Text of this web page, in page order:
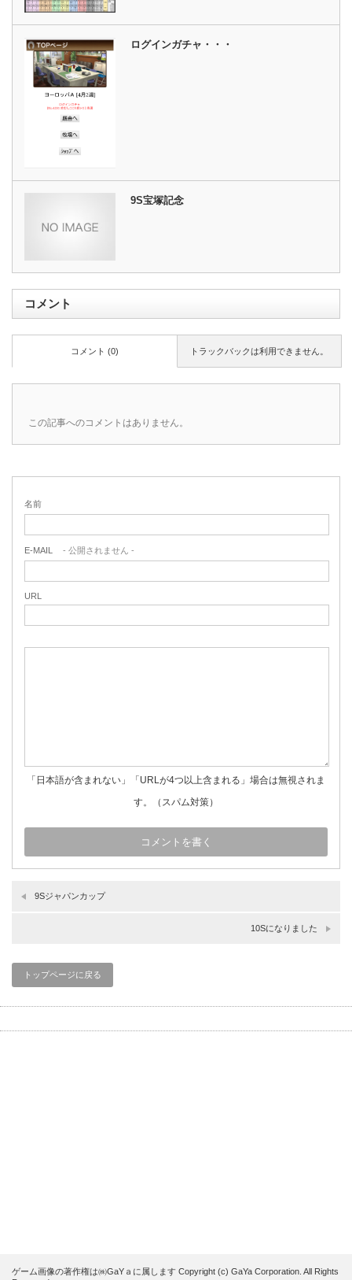
ログインガチャ・・・
9S宝塚記念
コメント
トラックバックは利用できません。
コメント (0)
この記事へのコメントはありません。
名前
E-MAIL - 公開されません -
URL
「日本語が含まれない」「URLが4つ以上含まれる」場合は無視されま
す。（スパム対策）
9Sジャパンカップ
10Sになりました
トップページに戻る
ゲーム画像の著作権は㈱GaYａに属します Copyright (c) GaYa Corporation. All Rights